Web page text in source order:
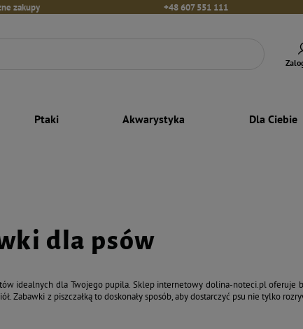
zakupy +48 607 551 111
Ptaki Akwarystyka Dla Ciebie
dla psów
idealnych dla Twojego pupila. Sklep internetowy dolina-noteci.pl oferuje
Zabawki z piszczałką to doskonały sposób, aby dostarczyć psu nie tylko